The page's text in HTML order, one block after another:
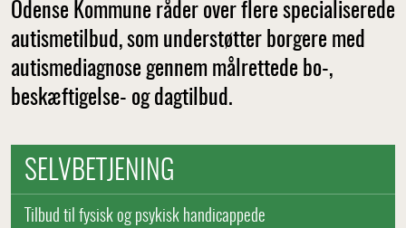
Odense Kommune råder over flere specialiserede
autismetilbud, som understøtter borgere med
autismediagnose gennem målrettede bo-,
beskæftigelse- og dagtilbud.
SELVBETJENING
Tilbud til fysisk og psykisk handicappede